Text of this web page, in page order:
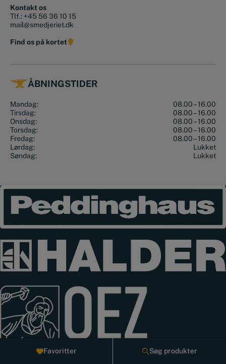
Kontakt os
Tlf.: +45 56 36 10 15
mail@smedjeriet.dk
Find os på kortet
ÅBNINGSTIDER
Mandag:
08.00 – 16.00
Tirsdag:
08.00 – 16.00
Onsdag:
08.00 – 16.00
Torsdag:
08.00 – 16.00
Fredag:
08.00 – 16.00
Lørdag:
Lukket
Søndag:
Lukket
Favoritter Søg produkter